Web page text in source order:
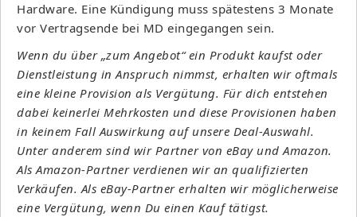
Hardware. Eine Kündigung muss spätestens 3 Monate
vor Vertragsende bei MD eingegangen sein.
Wenn du über „zum Angebot“ ein Produkt kaufst oder
Dienstleistung in Anspruch nimmst, erhalten wir oftmals
eine kleine Provision als Vergütung. Für dich entstehen
dabei keinerlei Mehrkosten und diese Provisionen haben
in keinem Fall Auswirkung auf unsere Deal-Auswahl.
Unter anderem sind wir Partner von eBay und Amazon.
Als Amazon-Partner verdienen wir an qualifizierten
Verkäufen. Als eBay-Partner erhalten wir möglicherweise
eine Vergütung, wenn Du einen Kauf tätigst.